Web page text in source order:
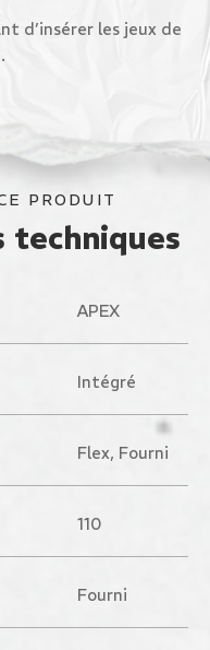
d’insérer les jeux de
PRODUIT
techniques
APEX
Intégré
Flex, Fourni
110
Fourni